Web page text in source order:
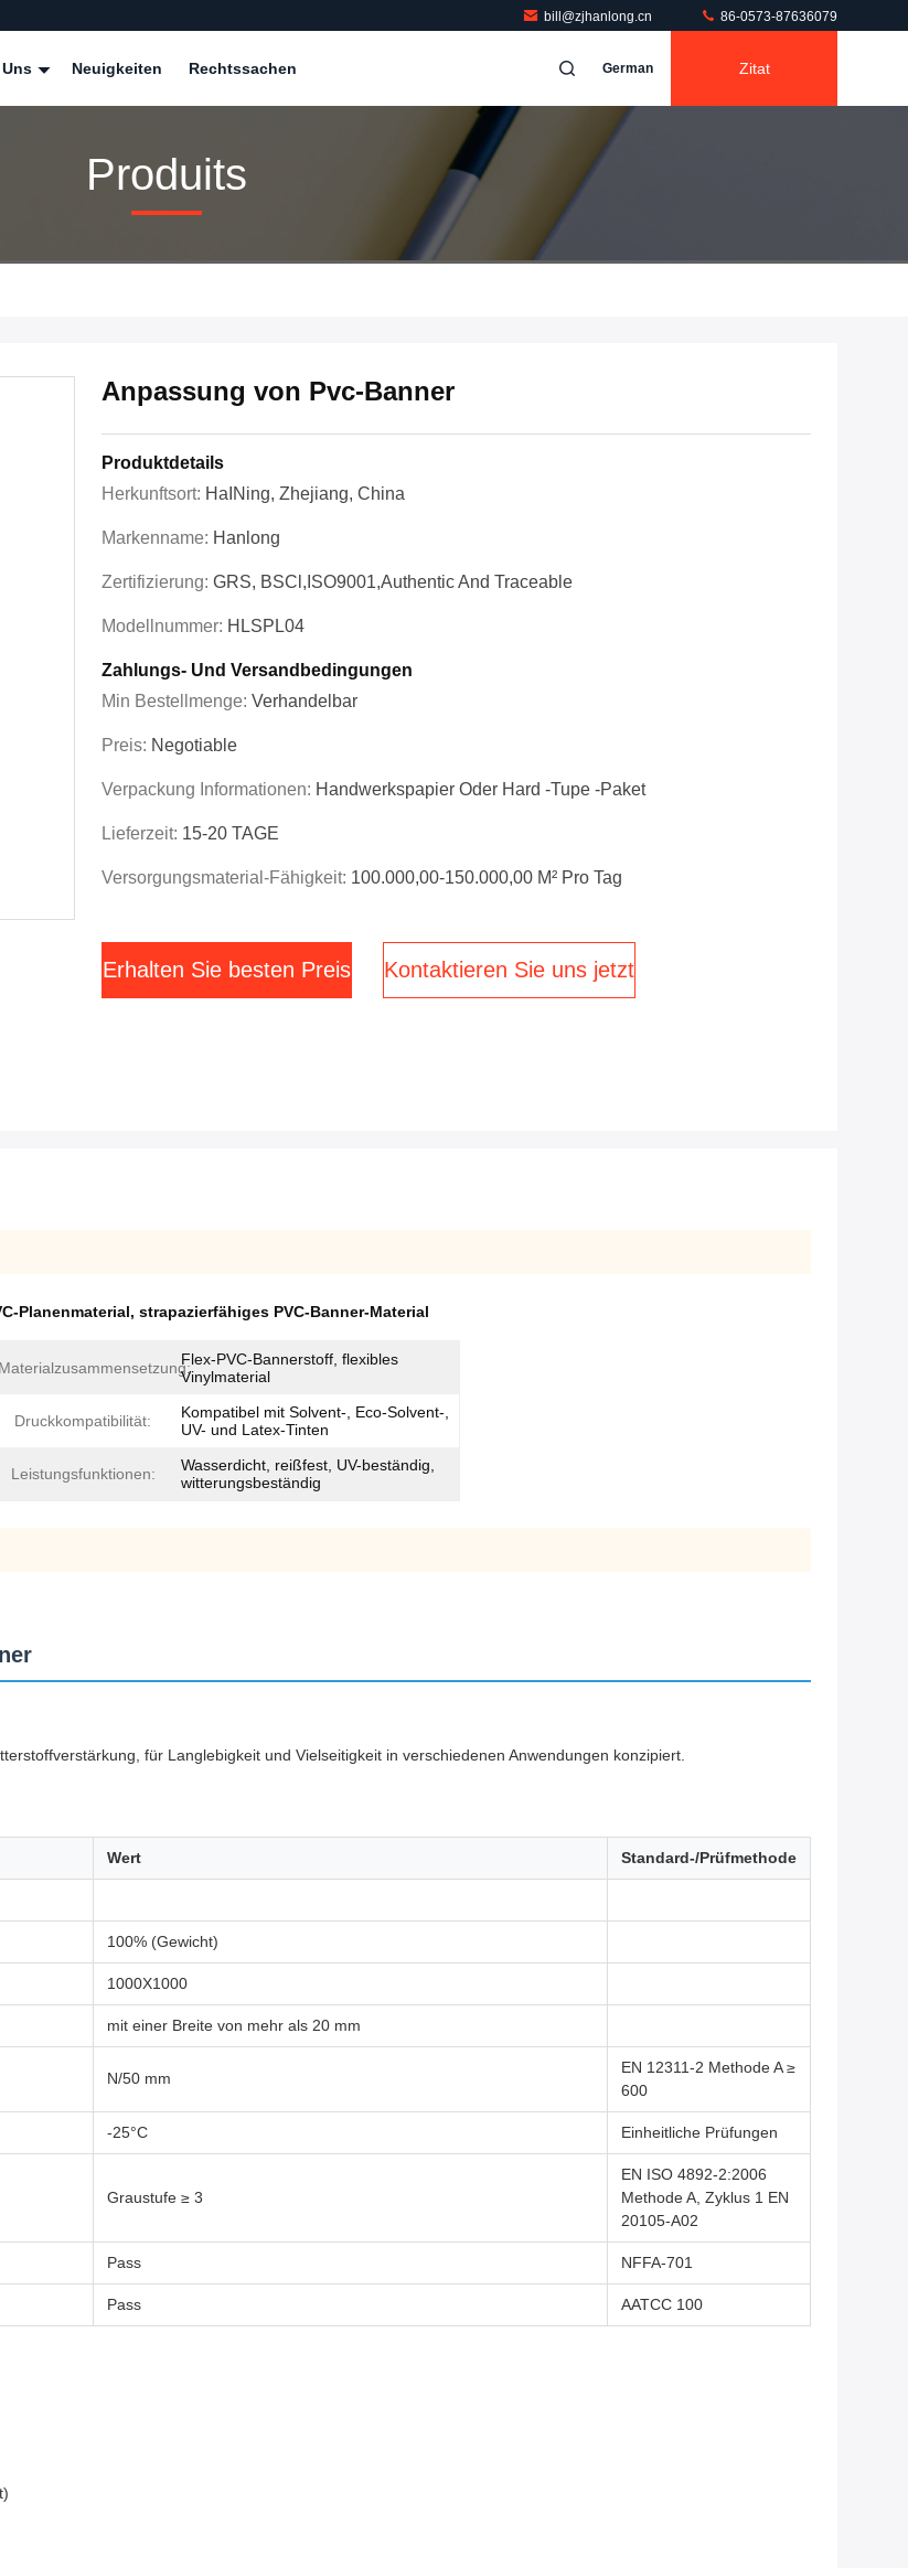
bill@zjhanlong.cn 86-0573-87636079
Neuigkeiten Rechtssachen German Zitat
Produits
Anpassung von Pvc-Banner
Produktdetails
Herkunftsort: HaINing, Zhejiang, China
Markenname: Hanlong
Zertifizierung: GRS, BSCl,ISO9001,Authentic And Traceable
Modellnummer: HLSPL04
Zahlungs- Und Versandbedingungen
Min Bestellmenge: Verhandelbar
Preis: Negotiable
Verpackung Informationen: Handwerkspapier Oder Hard -Tupe -Paket
Lieferzeit: 15-20 TAGE
Versorgungsmaterial-Fähigkeit: 100.000,00-150.000,00 M² Pro Tag
Erhalten Sie besten Preis Kontaktieren Sie uns jetzt
Planenmaterial, strapazierfähiges PVC-Banner-Material
Materialzusammensetzung:Flex-PVC-Bannerstoff, flexibles
Vinylmaterial
Druckkompatibilität:
Kompatibel mit Solvent-, Eco-Solvent-,
UV- und Latex-Tinten
Leistungsfunktionen:
Wasserdicht, reißfest, UV-beständig,
witterungsbeständig
für Langlebigkeit und Vielseitigkeit in verschiedenen Anwendungen konzipiert.
Wert Standard-/Prüfmethode
100% (Gewicht)
1000X1000
mit einer Breite von mehr als 20 mm
N/50 mm
EN 12311-2 Methode A ≥
600
-25°C Einheitliche Prüfungen
Graustufe ≥ 3
EN ISO 4892-2:2006
Methode A, Zyklus 1 EN
20105-A02
Pass NFFA-701
Pass AATCC 100